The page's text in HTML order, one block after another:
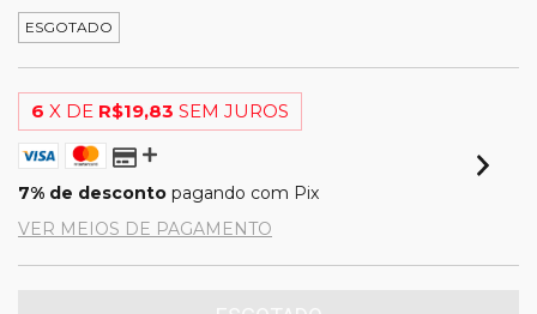
ESGOTADO
6 X DE R$19,83 SEM JUROS
7% de desconto pagando com Pix
VER MEIOS DE PAGAMENTO